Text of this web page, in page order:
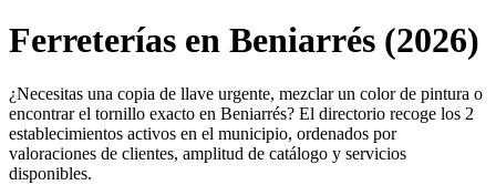
Ferreterías en Beniarrés (2026)
¿Necesitas una copia de llave urgente, mezclar un color de pintura o
encontrar el tornillo exacto en Beniarrés? El directorio recoge los 2
establecimientos activos en el municipio, ordenados por
valoraciones de clientes, amplitud de catálogo y servicios
disponibles.